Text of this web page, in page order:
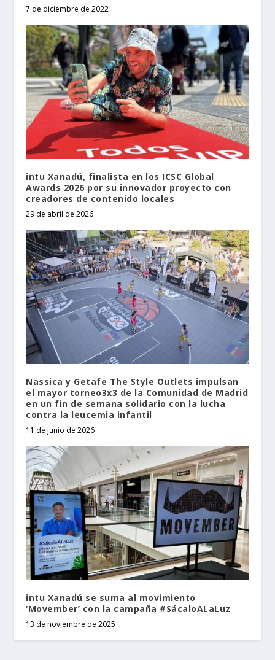
7 de diciembre de 2022
intu Xanadú, finalista en los ICSC Global
Awards 2026 por su innovador proyecto con
creadores de contenido locales
29 de abril de 2026
Nassica y Getafe The Style Outlets impulsan
el mayor torneo3x3 de la Comunidad de Madrid
en un fin de semana solidario con la lucha
contra la leucemia infantil
11 de junio de 2026
intu Xanadú se suma al movimiento
‘Movember’ con la campaña #SácaloALaLuz
13 de noviembre de 2025